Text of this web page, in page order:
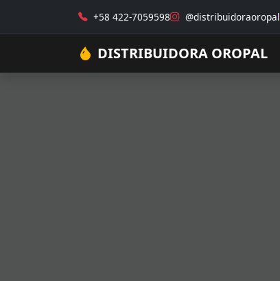
+58 422-7059598 @distribuidoraoropal
DISTRIBUIDORA OROPAL